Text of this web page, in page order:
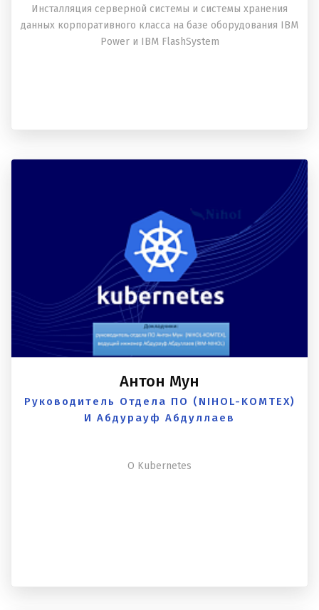
Инсталляция серверной системы и системы хранения
данных корпоративного класса на базе оборудования IBM
Power и IBM FlashSystem
Антон Мун
Руководитель Отдела ПО (NIHOL-KOMTEX)
И Абдурауф Абдуллаев
О Kubernetes